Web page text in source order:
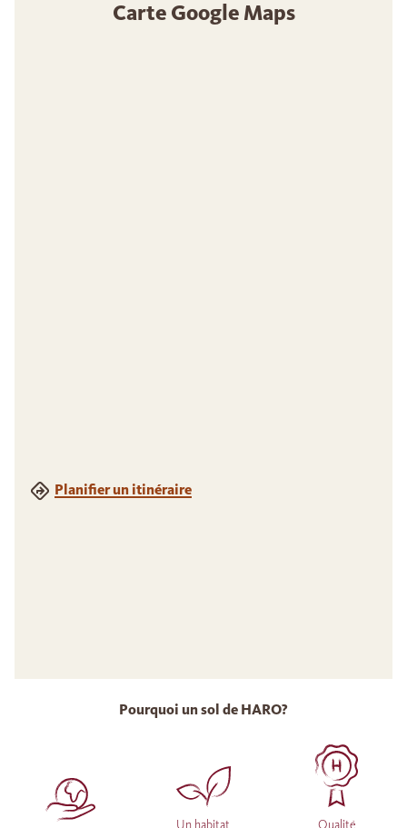
Carte Google Maps
Planifier un itinéraire
Pourquoi un sol de HARO?
Un habitat
Qualité